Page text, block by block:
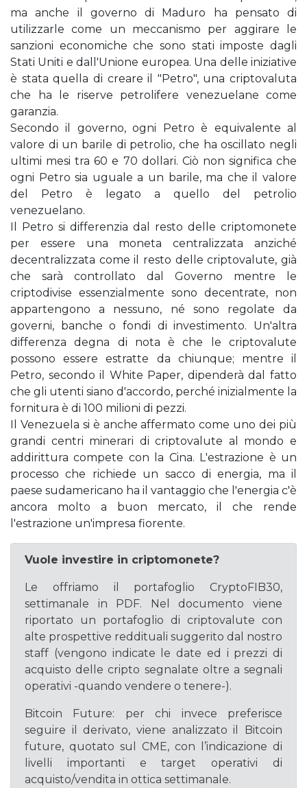
ma anche il governo di Maduro ha pensato di
utilizzarle come un meccanismo per aggirare le
sanzioni economiche che sono stati imposte dagli
Stati Uniti e dall'Unione europea. Una delle iniziative
è stata quella di creare il "Petro", una criptovaluta
che ha le riserve petrolifere venezuelane come
garanzia.
Secondo il governo, ogni Petro è equivalente al
valore di un barile di petrolio, che ha oscillato negli
ultimi mesi tra 60 e 70 dollari. Ciò non significa che
ogni Petro sia uguale a un barile, ma che il valore
del Petro è legato a quello del petrolio
venezuelano.
Il Petro si differenzia dal resto delle criptomonete
per essere una moneta centralizzata anziché
decentralizzata come il resto delle criptovalute, già
che sarà controllato dal Governo mentre le
criptodivise essenzialmente sono decentrate, non
appartengono a nessuno, né sono regolate da
governi, banche o fondi di investimento. Un'altra
differenza degna di nota è che le criptovalute
possono essere estratte da chiunque; mentre il
Petro, secondo il White Paper, dipenderà dal fatto
che gli utenti siano d'accordo, perché inizialmente la
fornitura è di 100 milioni di pezzi.
Il Venezuela si è anche affermato come uno dei più
grandi centri minerari di criptovalute al mondo e
addirittura compete con la Cina. L'estrazione è un
processo che richiede un sacco di energia, ma il
paese sudamericano ha il vantaggio che l'energia c'è
ancora molto a buon mercato, il che rende
l'estrazione un'impresa fiorente.
Vuole investire in criptomonete?
Le offriamo il portafoglio CryptoFIB30,
settimanale in PDF. Nel documento viene
riportato un portafoglio di criptovalute con
alte prospettive reddituali suggerito dal nostro
staff (vengono indicate le date ed i prezzi di
acquisto delle cripto segnalate oltre a segnali
operativi -quando vendere o tenere-).
Bitcoin Future: per chi invece preferisce
seguire il derivato, viene analizzato il Bitcoin
future, quotato sul CME, con l’indicazione di
livelli importanti e target operativi di
acquisto/vendita in ottica settimanale.